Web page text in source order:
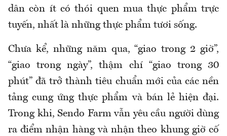
dân còn ít có thói quen mua thực phẩm trực
tuyến, nhất là những thực phẩm tươi sống.
Chưa kể, những năm qua, “giao trong 2 giờ”,
“giao trong ngày”, thậm chí “giao trong 30
phút” đã trở thành tiêu chuẩn mới của các nền
tảng cung ứng thực phẩm và bán lẻ hiện đại.
Trong khi, Sendo Farm vẫn yêu cầu người dùng
ra điểm nhận hàng và nhận theo khung giờ cố